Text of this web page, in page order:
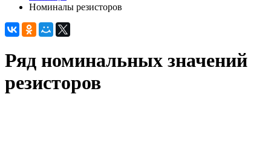
Номиналы резисторов
Ряд номинальных значений
резисторов